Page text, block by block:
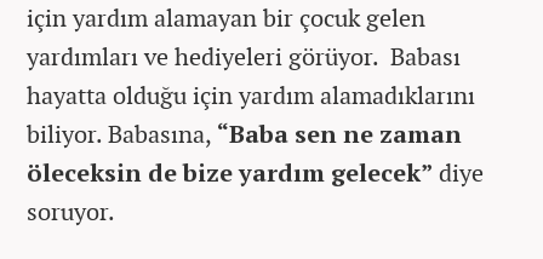
için yardım alamayan bir çocuk gelen
yardımları ve hediyeleri görüyor. Babası
hayatta olduğu için yardım alamadıklarını
biliyor. Babasına, “Baba sen ne zaman
öleceksin de bize yardım gelecek” diye
soruyor.